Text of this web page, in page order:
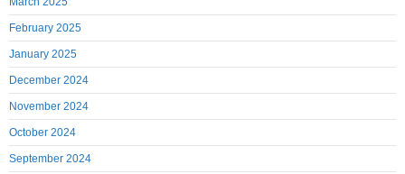
February 2025
January 2025
December 2024
November 2024
October 2024
September 2024